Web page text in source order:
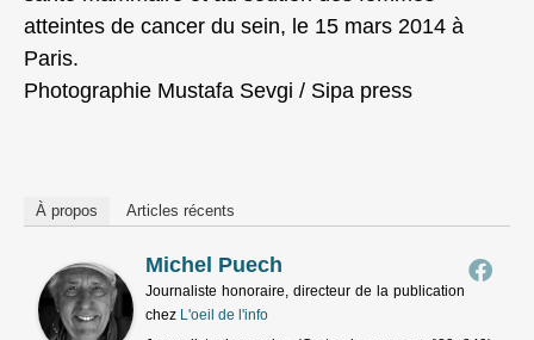
atteintes de cancer du sein, le 15 mars 2014 à
Paris.
Photographie Mustafa Sevgi / Sipa press
À propos Articles récents
Michel Puech
Journaliste honoraire, directeur de la publication
chez L'oeil de l'info